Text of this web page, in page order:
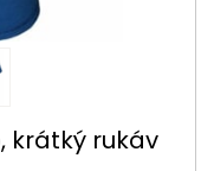
krátký rukáv